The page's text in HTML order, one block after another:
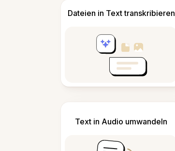
Dateien in Text transkribieren
Text in Audio umwandeln